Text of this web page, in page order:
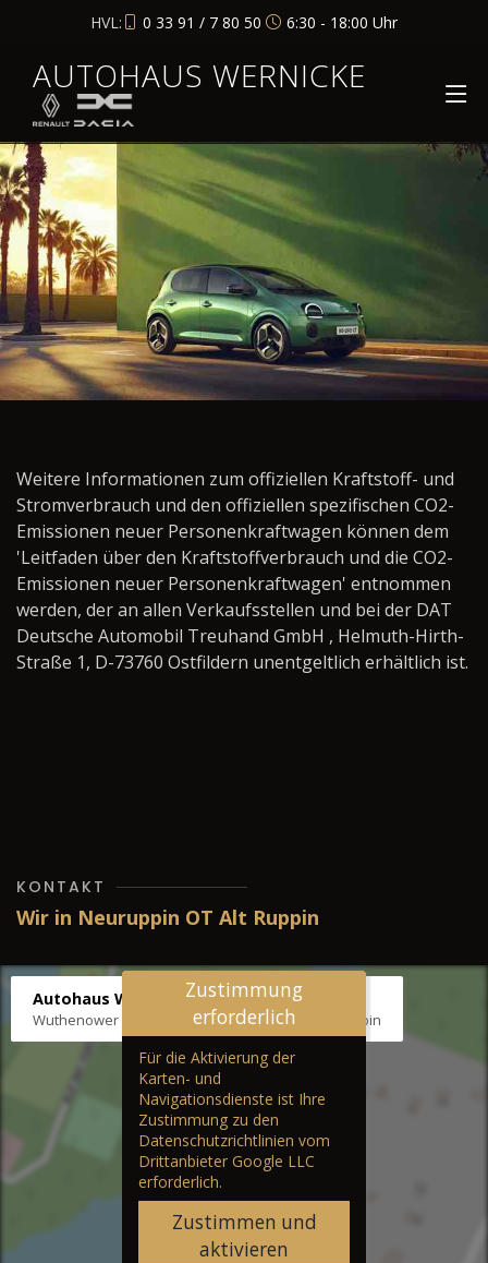
HVL: 0 33 91 / 7 80 50 6:30 - 18:00 Uhr
AUTOHAUS WERNICKE
Weitere Informationen zum offiziellen Kraftstoff- und
Stromverbrauch und den offiziellen spezifischen CO2-
Emissionen neuer Personenkraftwagen können dem
'Leitfaden über den Kraftstoffverbrauch und die CO2-
Emissionen neuer Personenkraftwagen' entnommen
werden, der an allen Verkaufsstellen und bei der DAT
Deutsche Automobil Treuhand GmbH , Helmuth-Hirth-
Straße 1, D-73760 Ostfildern unentgeltlich erhältlich ist.
KONTAKT
Wir in Neuruppin OT Alt Ruppin
Autohaus Wernicke
Wuthenower Str. 12b, 16827 Neuruppin OT Alt Ruppin
Zustimmung
erforderlich
Für die Aktivierung der
Karten- und
Navigationsdienste ist Ihre
Zustimmung zu den
Datenschutzrichtlinien vom
Drittanbieter Google LLC
erforderlich.
Zustimmen und
aktivieren